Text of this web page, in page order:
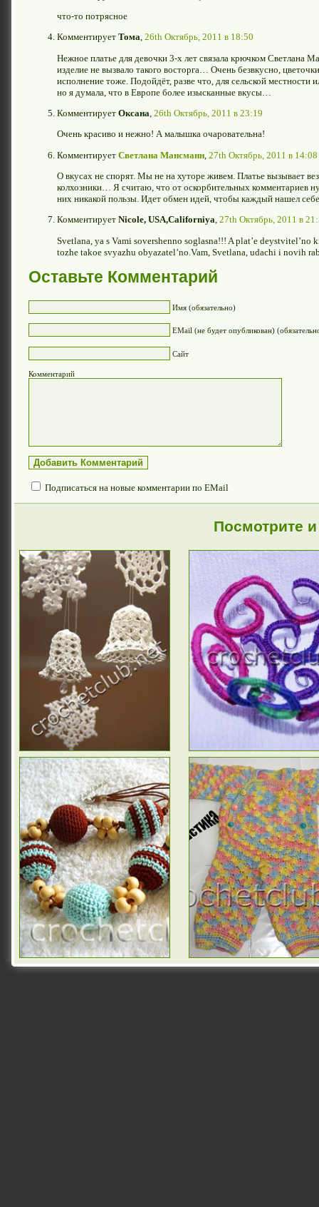
что-то потрясное
Комментирует Тома, 26th Октябрь, 2011 в 18:50
Нежное платье для девочки 3-х лет связала крючком Светлана
изделие не вызвало такого восторга… Очень безвкусно,
исполнение тоже. Подойдёт, разве что, для сельской местности
но я думала, что в Европе более изысканные вкусы…
Комментирует Оксана 26th Октябрь, 2011 в 23:19
Очень красиво и нежно! А малышка очаровательна!
Комментирует Светлана Мансманн 27th Октябрь, 2011 в 14:08
О вкусах не спорят. Мы не на хуторе живем. Платье вызывает
колхозники… Я считаю, что от оскорбительных комментариев
них никакой пользы. Идет обмен идей, чтобы каждый нашел
Комментирует Nicole, USA,Californiya, 27th Октябрь, 2011 в
Svetlana, ya s Vami sovershenno soglasna!!! A plat’e deystvitel’no
tozhe takoe svyazhu obyazatel’no.Vam, Svetlana, udachi i novih
Оставьте Комментарий
Имя (обязательно)
EMail (не будет опубликован)
Сайт
Комментарий
Подписаться на новые комментарии по EMail
Посмотрите